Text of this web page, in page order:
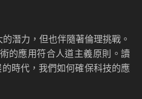
潛力，但也伴隨著倫理挑戰。
的應用符合人道主義原則。讀
時代，我們如何確保科技的應